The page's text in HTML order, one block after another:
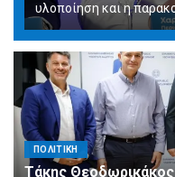
υλοποίηση και η
ΠΟΛΙΤΙΚΗ
Τάκης